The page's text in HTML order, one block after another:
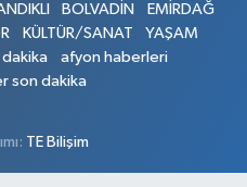
BOLVADİN
EMİRDAĞ
KÜLTÜR/SANAT
YAŞAM
afyon haberleri
son dakika
TE Bilişim